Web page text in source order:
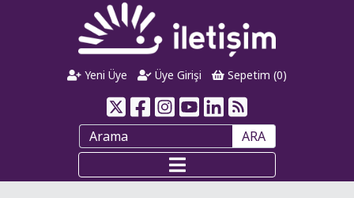
Yeni Üye Üye Girişi Sepetim (0)
ARA